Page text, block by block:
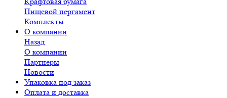
Пищевой пергамент
Комплекты
О компании
Назад
О компании
Партнеры
Новости
Упаковка под заказ
Оплата и доставка